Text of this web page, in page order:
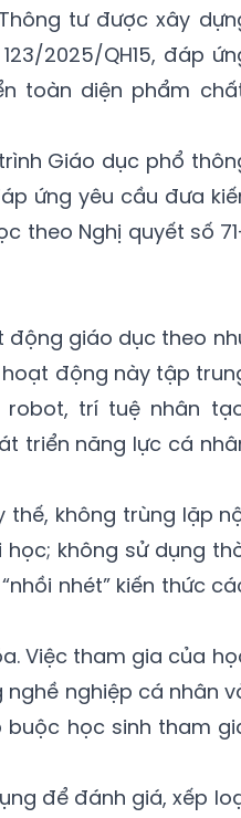
tư được xây
2025/QH15, đáp
toàn diện phẩm
Giáo dục phổ
ứng yêu cầu đưa
theo Nghị quyết số
giáo dục theo
động này tập
robot, trí tuệ nhân
triển năng lực cá
không trùng lặp
không sử dụng
nhét” kiến thức
Việc tham gia của
nghề nghiệp cá nhân
buộc học sinh tham
để đánh giá, xếp